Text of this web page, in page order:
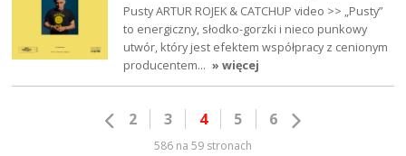
Pusty ARTUR ROJEK & CATCHUP video >> „Pusty”
to energiczny, słodko-gorzki i nieco punkowy
utwór, który jest efektem współpracy z cenionym
producentem… » więcej
2 3 4 5 6
586 na 59 stronach